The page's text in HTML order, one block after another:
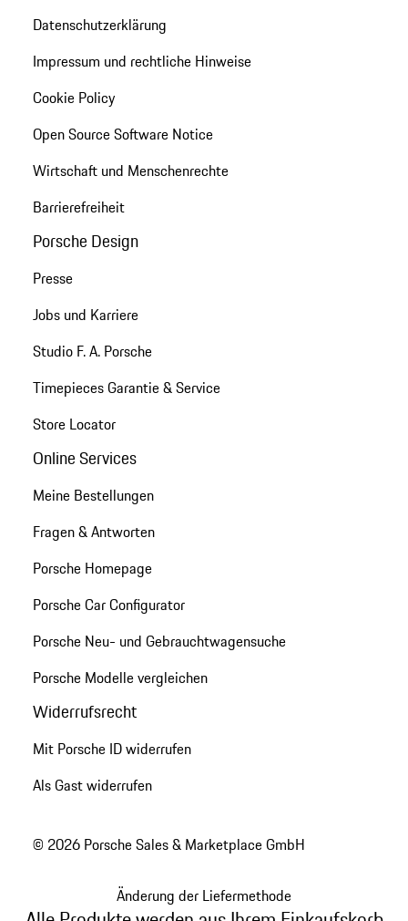
Datenschutzerklärung
Impressum und rechtliche Hinweise
Cookie Policy
Open Source Software Notice
Wirtschaft und Menschenrechte
Barrierefreiheit
Porsche Design
Presse
Jobs und Karriere
Studio F. A. Porsche
Timepieces Garantie & Service
Store Locator
Online Services
Meine Bestellungen
Fragen & Antworten
Porsche Homepage
Porsche Car Configurator
Porsche Neu- und Gebrauchtwagensuche
Porsche Modelle vergleichen
Widerrufsrecht
Mit Porsche ID widerrufen
Als Gast widerrufen
© 2026 Porsche Sales & Marketplace GmbH
Änderung der Liefermethode